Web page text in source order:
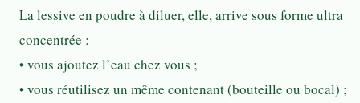
La lessive en poudre à diluer, elle, arrive sous forme ultra
concentrée :
• vous ajoutez l’eau chez vous ;
• vous réutilisez un même contenant (bouteille ou bocal) ;